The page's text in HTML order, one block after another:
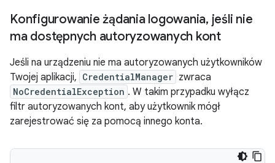
Konfigurowanie żądania logowania, jeśli nie
ma dostępnych autoryzowanych kont
Jeśli na urządzeniu nie ma autoryzowanych użytkowników
Twojej aplikacji, CredentialManager zwraca
NoCredentialException . W takim przypadku wyłącz
filtr autoryzowanych kont, aby użytkownik mógł
zarejestrować się za pomocą innego konta.